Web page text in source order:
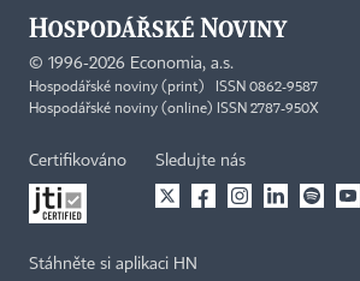
© 1996-2026 Economia, a.s.
Hospodářské noviny (print) ISSN 0862-9587
Hospodářské noviny (online) ISSN 2787-950X
Certifikováno Sledujte nás
Stáhněte si aplikaci HN